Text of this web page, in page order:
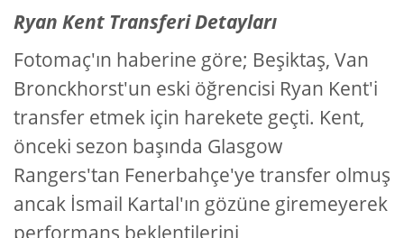
Ryan Kent Transferi Detayları
Fotomaç'ın haberine göre; Beşiktaş, Van
Bronckhorst'un eski öğrencisi Ryan Kent'i
transfer etmek için harekete geçti. Kent,
önceki sezon başında Glasgow
Rangers'tan Fenerbahçe'ye transfer olmuş
ancak İsmail Kartal'ın gözüne giremeyerek
performans beklentilerini